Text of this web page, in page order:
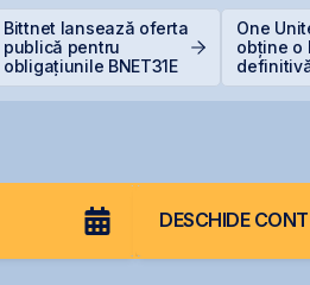
Bittnet lansează oferta
publică pentru
obligațiunile BNET31E
One
obține o
DESCHIDE CONT